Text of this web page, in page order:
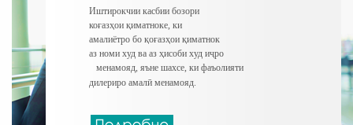
Иштирокчии касбии бозори
коғазҳои қиматноке, ки
амалиётро бо қоғазҳои қиматнок
аз номи худ ва аз ҳисоби худ иҷро
менамояд, яъне шахсе, ки фаъолияти
дилериро амалӣ менамояд.